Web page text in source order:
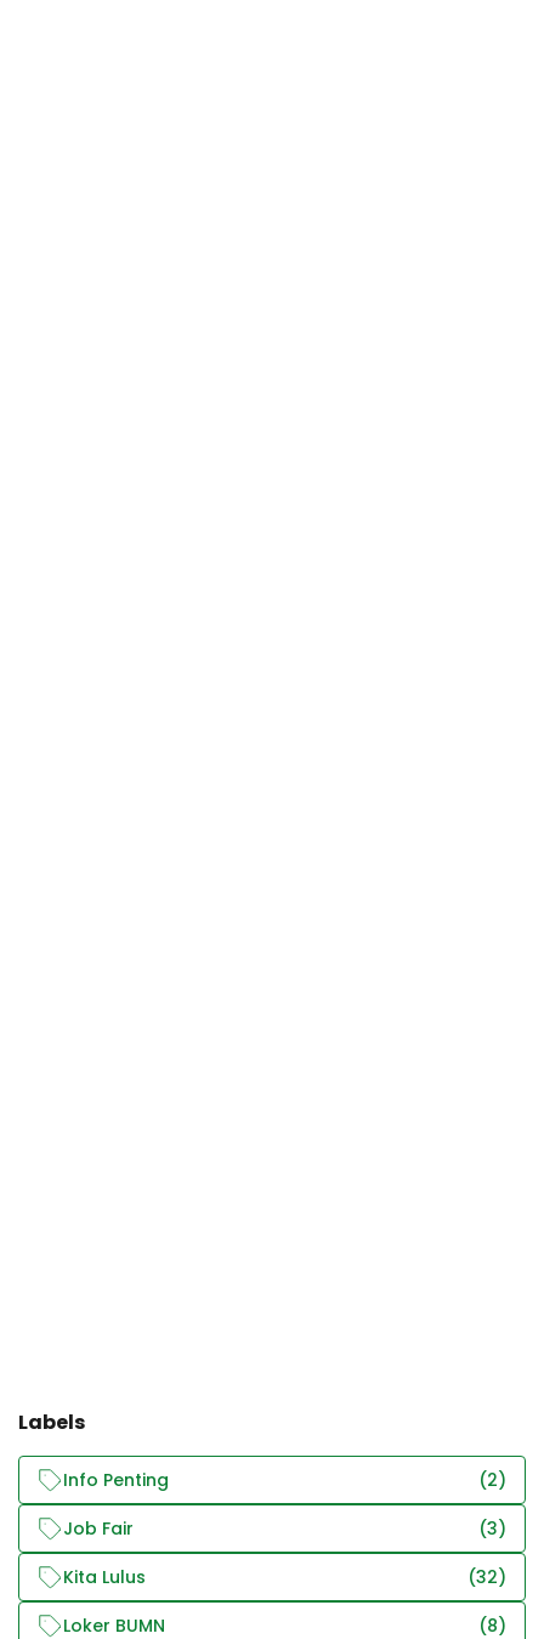
Labels
Info Penting
(2)
Job Fair
(3)
Kita Lulus
(32)
Loker BUMN
(8)